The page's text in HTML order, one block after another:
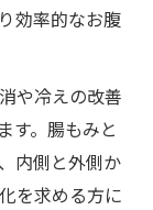
効率的なお腹
や冷えの改善
す。腸もみと
内側と外側か
を求める方に